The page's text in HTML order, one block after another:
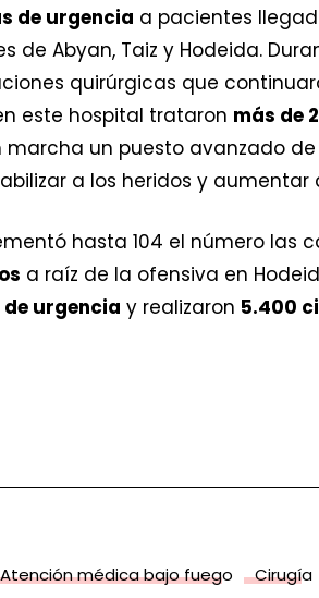
de urgencia a pacientes
de Abyan, Taiz y Hodeida.
quirúrgicas que
este hospital trataron más de
marcha un puesto avanzado de
a los heridos y aumentar
hasta 104 el número
a raíz de la ofensiva en
urgencia y realizaron 5.400
Atención médica bajo fuego Cirugía